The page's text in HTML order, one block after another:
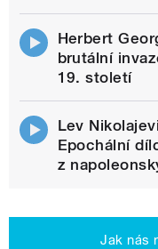
Herbert
brutální
19. století
Lev
Epochální
z
Jak nás